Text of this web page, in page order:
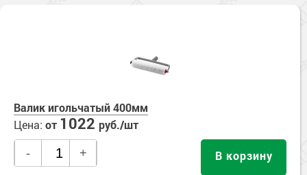
Валик игольчатый 400мм
Цена: от 1022 руб./шт
- + В корзину